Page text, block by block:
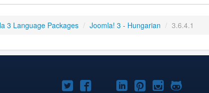
3 Language Packages / Joomla! 3 - Hungarian / 3.6.4.1
Joomla!Joomla!Joomla!
Joomla!Joomla!
Joomla!Joomla!